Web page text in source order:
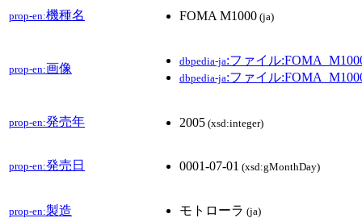
prop-en:機種名 FOMA M1000 (ja)
prop-en:画像
dbpedia-ja:ファイル
dbpedia-ja:ファイル
prop-en:発売年 2005 (xsd:integer)
prop-en:発売日 0001-07-01 (xsd:gMonthDay)
prop-en:製造 モトローラ (ja)